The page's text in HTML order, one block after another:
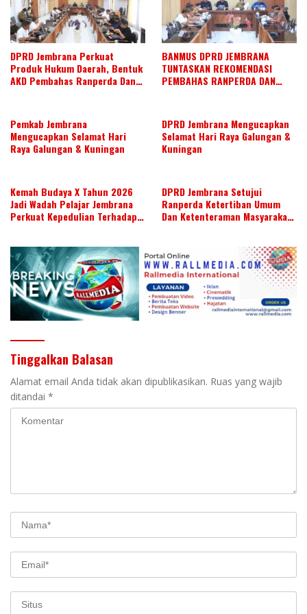
DPRD Jembrana Perkuat
Produk Hukum Daerah, Bentuk
AKD Pembahas Ranperda Dan
BANMUS DPRD JEMBRANA
TUNTASKAN REKOMENDASI
PEMBAHAS RANPERDA DAN
Pemkab Jembrana
Mengucapkan Selamat Hari
Raya Galungan & Kuningan
DPRD Jembrana Mengucapkan
Selamat Hari Raya Galungan &
Kuningan
Kemah Budaya X Tahun 2026
Jadi Wadah Pelajar Jembrana
Perkuat Kepedulian Terhadap
DPRD Jembrana Setujui
Ranperda Ketertiban Umum
Dan Ketenteraman Masyarakat
Tinggalkan Balasan
Alamat email Anda tidak akan dipublikasikan. Ruas yang wajib
ditandai *